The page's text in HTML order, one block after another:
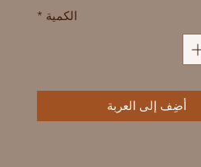
الكمية *
أضِف إلى العربة